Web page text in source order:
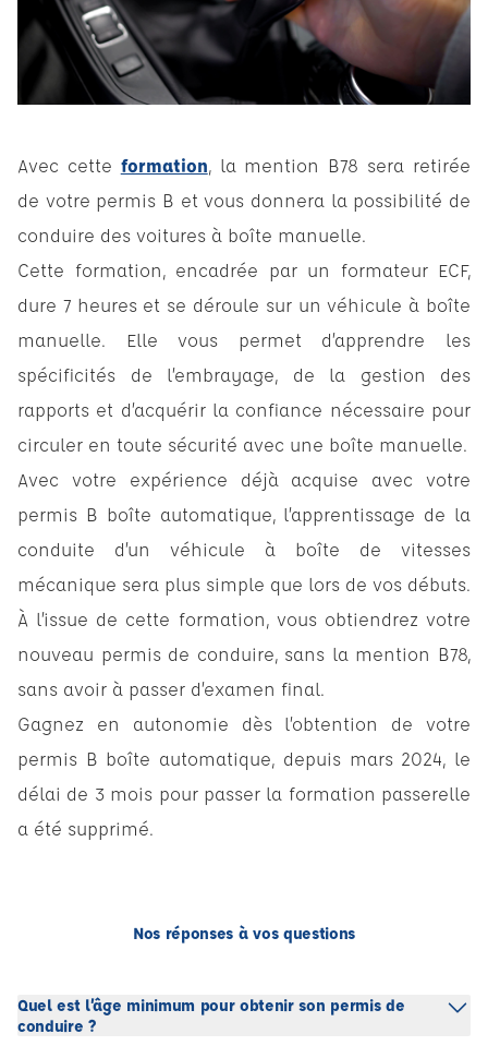
Avec cette formation, la mention B78 sera retirée
de votre permis B et vous donnera la possibilité de
conduire des voitures à boîte manuelle.
Cette formation, encadrée par un formateur ECF,
dure 7 heures et se déroule sur un véhicule à boîte
manuelle. Elle vous permet d’apprendre les
spécificités de l’embrayage, de la gestion des
rapports et d’acquérir la confiance nécessaire pour
circuler en toute sécurité avec une boîte manuelle.
Avec votre expérience déjà acquise avec votre
permis B boîte automatique, l’apprentissage de la
conduite d’un véhicule à boîte de vitesses
mécanique sera plus simple que lors de vos débuts.
À l’issue de cette formation, vous obtiendrez votre
nouveau permis de conduire, sans la mention B78,
sans avoir à passer d’examen final.
Gagnez en autonomie dès l’obtention de votre
permis B boîte automatique, depuis mars 2024, le
délai de 3 mois pour passer la formation passerelle
a été supprimé.
Nos réponses à vos questions
Quel est l’âge minimum pour obtenir son permis de
conduire ?